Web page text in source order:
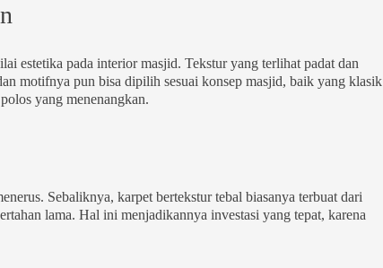
estetika pada interior masjid. Tekstur yang terlihat padat dan
motifnya pun bisa dipilih sesuai konsep masjid, baik yang klasik
yang menenangkan.
Sebaliknya, karpet bertekstur tebal biasanya terbuat dari
lama. Hal ini menjadikannya investasi yang tepat, karena